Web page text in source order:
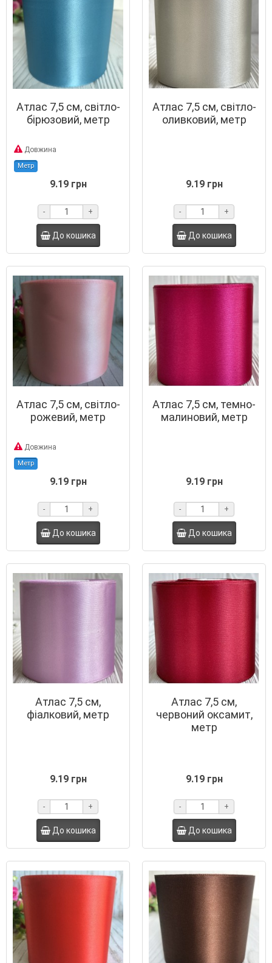
Атлас 7,5 см, світло-
бірюзовий, метр
Довжина
Метр
9.19 грн
- +
До кошика
Атлас 7,5 см, світло-
оливковий, метр
9.19 грн
- +
До кошика
Атлас 7,5 см, світло-
рожевий, метр
Довжина
Метр
9.19 грн
- +
До кошика
Атлас 7,5 см, темно-
малиновий, метр
9.19 грн
- +
До кошика
Атлас 7,5 см,
фіалковий, метр
9.19 грн
- +
До кошика
Атлас 7,5 см,
червоний оксамит,
метр
9.19 грн
- +
До кошика